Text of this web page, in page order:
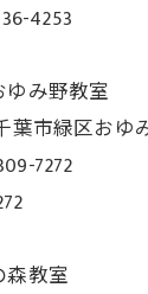
4253
み野教室
葉市緑区おゆ
7272
森教室